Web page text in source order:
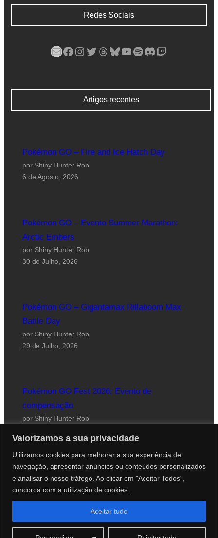
Valorizamos a sua privacidade
Utilizamos cookies para melhorar a sua experiência de
navegação, apresentar anúncios ou conteúdos personalizados
e analisar o nosso tráfego. Ao clicar em "Aceitar Todos",
concorda com a utilização de cookies.
Aceitar tudo
Redes Sociais
Mail Facebook Instagram Twitter Threads Bluesky YouTube Spotify Discord Twitch
Artigos recentes
Pokémon GO – Fire and Ice Hatch Day
por Shiny Hunter Rob
6 de Agosto, 2026
Pokémon GO – Evento Summer Marathon:
Arctic Embers
por Shiny Hunter Rob
30 de Julho, 2026
Pokémon GO – Gigantamax Rillaboom Max
Battle Day
por Shiny Hunter Rob
29 de Julho, 2026
Pokémon GO Fest 2026: Evento de
compensação
por Shiny Hunter Rob
Website desenhado por Roberto Coutinho
© 2012-2026 PokéCenter Blog